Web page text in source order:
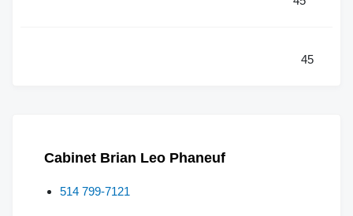
45
Cabinet Brian Leo Phaneuf
514 799-7121